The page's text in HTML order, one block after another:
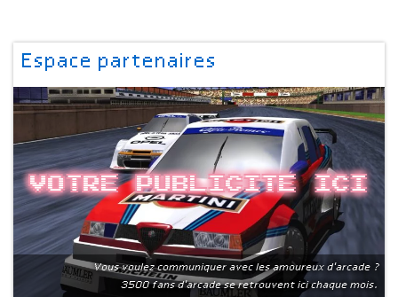
Espace partenaires
Votre publicite ici
Vous voulez communiquer avec les amoureux d'arcade ?
3500 fans d'arcade se retrouvent ici chaque mois.